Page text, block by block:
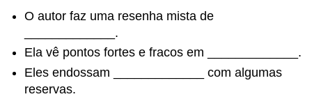
O autor faz uma resenha mista de
_____________.
Ela vê pontos fortes e fracos em _____________.
Eles endossam _____________ com algumas
reservas.